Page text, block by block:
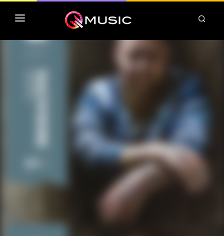
TOP MP3 ITUNES
CLASSEMENT DEEZER